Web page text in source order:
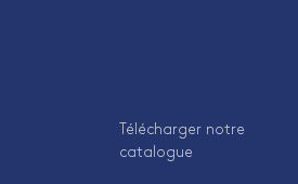
Télécharger notre
catalogue